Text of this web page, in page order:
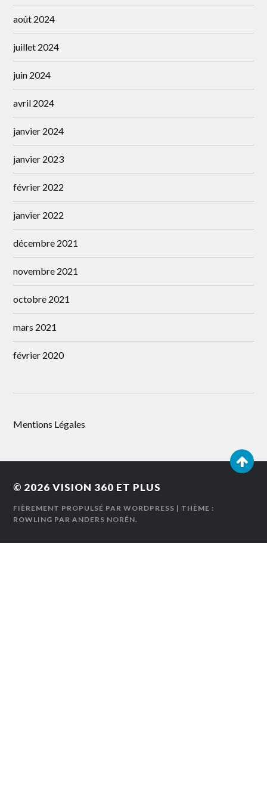
août 2024
juillet 2024
juin 2024
avril 2024
janvier 2024
janvier 2023
février 2022
janvier 2022
décembre 2021
novembre 2021
octobre 2021
mars 2021
février 2020
Mentions Légales
© 2026VISION 360 ET PLUS
FIÈREMENT PROPULSÉ PAR WORDPRESS | THÈME :
ROWLING PARANDERS NORÉN.